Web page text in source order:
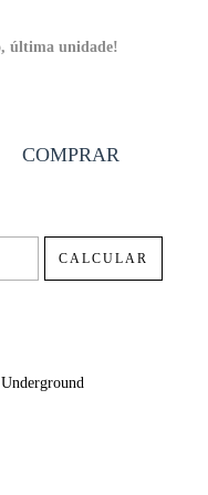
última unidade!
CALCULAR